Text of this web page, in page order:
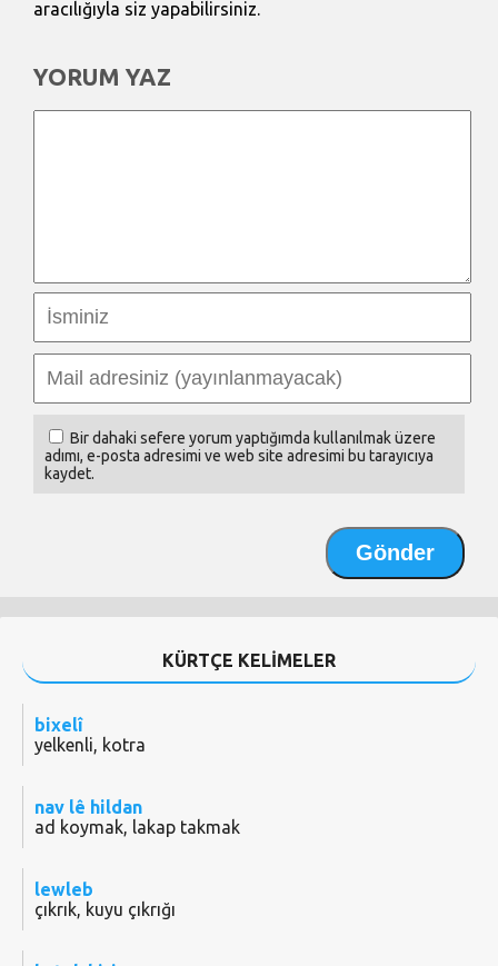
aracılığıyla siz yapabilirsiniz.
YORUM YAZ
Bir dahaki sefere yorum yaptığımda kullanılmak üzere
adımı, e-posta adresimi ve web site adresimi bu tarayıcıya
kaydet.
KÜRTÇE KELİMELER
bixelî
yelkenli, kotra
nav lê hildan
ad koymak, lakap takmak
lewleb
çıkrık, kuyu çıkrığı